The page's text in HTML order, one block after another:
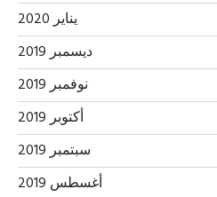
يناير 2020
ديسمبر 2019
نوفمبر 2019
أكتوبر 2019
سبتمبر 2019
أغسطس 2019